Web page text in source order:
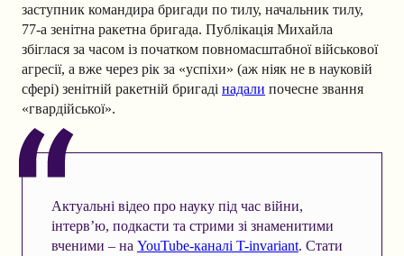
заступник командира бригади по тилу, начальник тилу,
77-а зенітна ракетна бригада. Публікація Михайла
збіглася за часом із початком повномасштабної військової
агресії, а вже через рік за «успіхи» (аж ніяк не в науковій
сфері) зенітній ракетній бригаді надали почесне звання
«гвардійської».
Актуальні відео про науку під час війни,
інтерв’ю, подкасти та стрими зі знаменитими
вченими – на YouTube-каналі T-invariant. Стати